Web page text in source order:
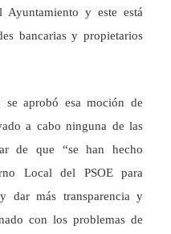
y este está
bancarias y propietarios
aprobó esa moción de
a cabo ninguna de las
de que “se han hecho
Local del PSOE para
dar más transparencia y
con los problemas de